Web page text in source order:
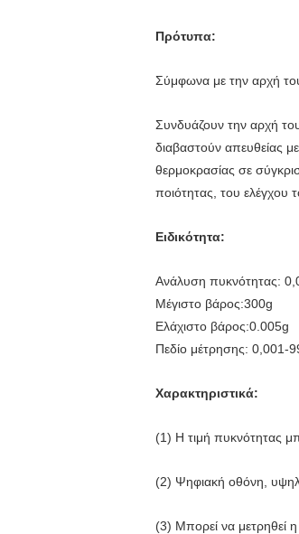
Πρότυπα:
Σύμφωνα με την αρχή
Συνδυάζουν την αρχή
διαβαστούν απευθείας
θερμοκρασίας σε
ποιότητας, του ελέγχου
Ειδικότητα:
Ανάλυση πυκνότητας:
Μέγιστο βάρος:300g
Ελάχιστο βάρος:0.005g
Πεδίο μέτρησης: 0,001-
Χαρακτηριστικά:
(1) Η τιμή πυκνότητας
(2) Ψηφιακή οθόνη,
(3) Μπορεί να μετρηθεί